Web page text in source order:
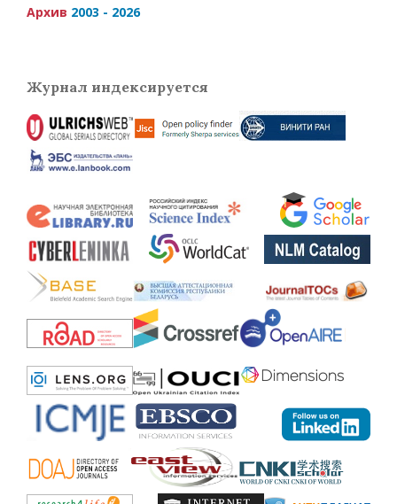
Архив 2003 - 2026
Журнал индексируется